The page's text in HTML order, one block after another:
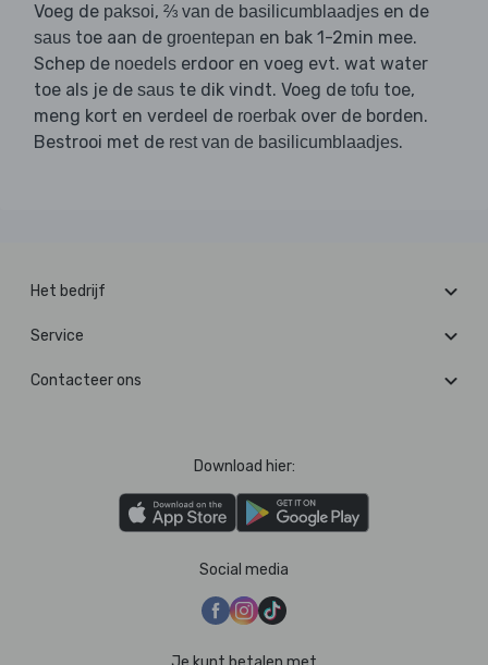
Voeg de paksoi, ⅔ van de basilicumblaadjes en de
saus toe aan de groentepan en bak 1-2min mee.
Schep de noedels erdoor en voeg evt. wat water
toe als je de saus te dik vindt. Voeg de tofu toe,
meng kort en verdeel de roerbak over de borden.
Bestrooi met de rest van de basilicumblaadjes.
Het bedrijf
Service
Contacteer ons
Download hier:
Social media